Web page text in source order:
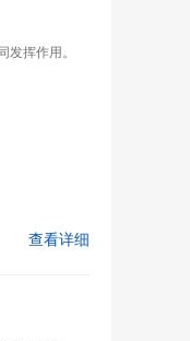
挥作用。
查看详细